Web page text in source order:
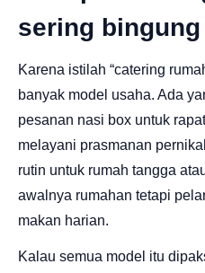
sering
Karena istilah “catering
banyak model usaha. Ada
pesanan nasi box untuk
melayani prasmanan
rutin untuk rumah tangga
awalnya rumahan tetapi
makan harian.
Kalau semua model itu